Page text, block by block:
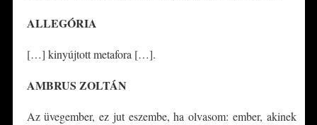
ALLEGÓRIA
[…] kinyújtott metafora […].
AMBRUS ZOLTÁN
Az üvegember, ez jut eszembe, ha olvasom: ember, akinek